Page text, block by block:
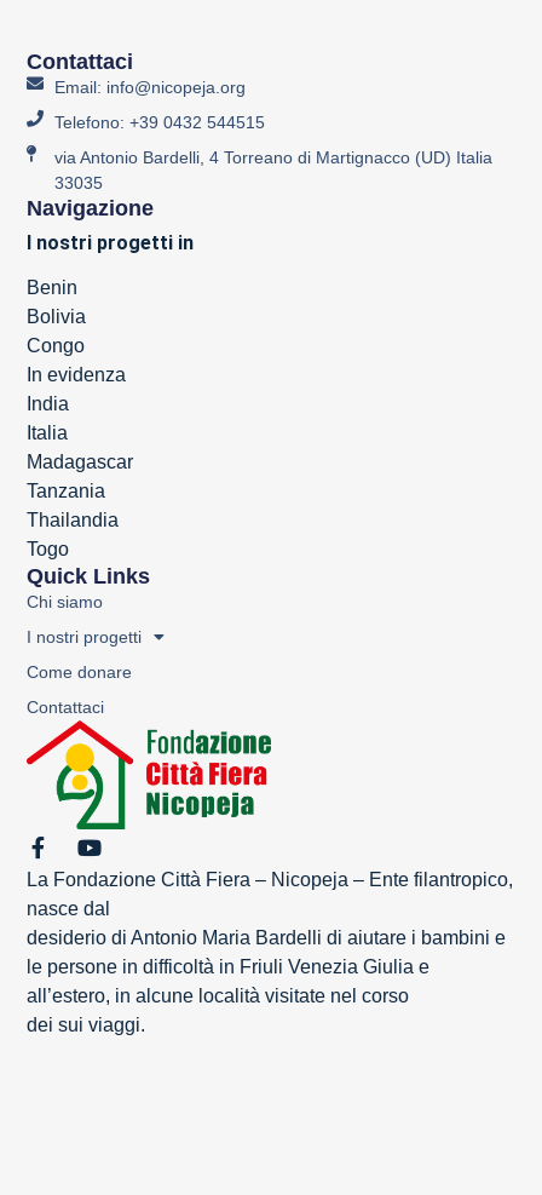
La Fondazione Città Fiera – Nicopeja – Ente filantropico,
nasce dal
desiderio di Antonio Maria Bardelli di aiutare i bambini e
le persone in difficoltà in Friuli Venezia Giulia e
all’estero, in alcune località visitate nel corso
dei sui viaggi.
Contattaci
Email: info@nicopeja.org
Telefono: +39 0432 544515
via Antonio Bardelli, 4 Torreano di Martignacco (UD) Italia
33035
Navigazione
I nostri progetti in
Benin
Bolivia
Congo
In evidenza
India
Italia
Madagascar
Tanzania
Thailandia
Togo
Quick Links
Chi siamo
I nostri progetti
Come donare
Contattaci